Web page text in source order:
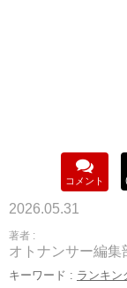
コメント
2026.05.31
著者 :
オトナンサー編集
キーワード : ランキン